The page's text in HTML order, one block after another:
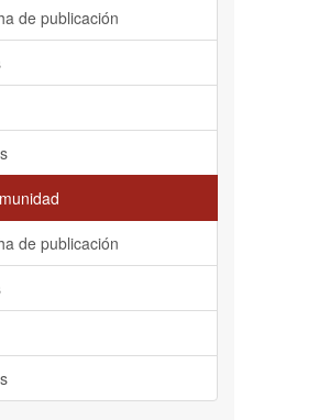
de publicación
de publicación